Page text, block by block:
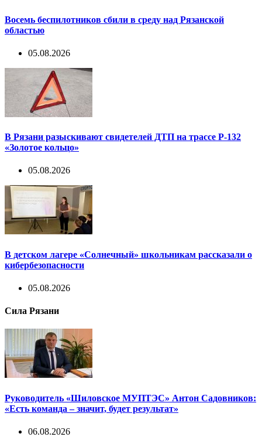
Восемь беспилотников сбили в среду над Рязанской
областью
05.08.2026
В Рязани разыскивают свидетелей ДТП на трассе Р-132
«Золотое кольцо»
05.08.2026
В детском лагере «Солнечный» школьникам рассказали о
кибербезопасности
05.08.2026
Сила Рязани
Руководитель «Шиловское МУПТЭС» Антон Садовников:
«Есть команда – значит, будет результат»
06.08.2026